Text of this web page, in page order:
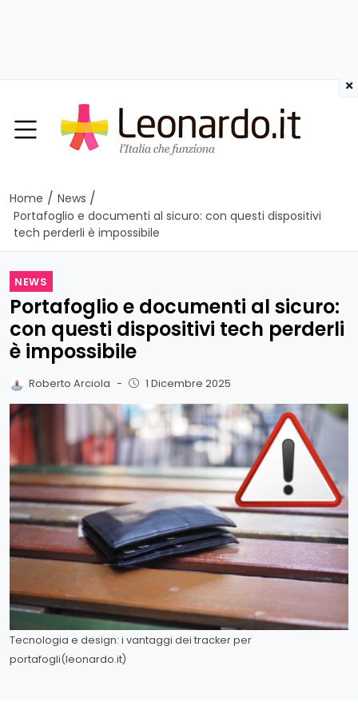
Home / News /
Portafoglio e documenti al sicuro: con questi dispositivi
tech perderli è impossibile
NEWS
Portafoglio e documenti al sicuro:
con questi dispositivi tech perderli
è impossibile
Roberto Arciola - 1 Dicembre 2025
Tecnologia e design: i vantaggi dei tracker per
portafogli(leonardo.it)
×